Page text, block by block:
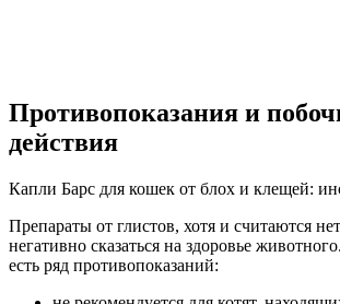
Противопоказания и
действия
Капли Барс для кошек от блох и клещей:
Препараты от глистов, хотя и считаются
негативно сказаться на здоровье
есть ряд противопоказаний: